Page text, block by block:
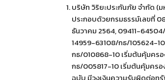
บริษัท วิริยะประกันภัย จำกัด (
ประกอบด้วยกรมธรรม์เลขที่
ธันวาคม 2564, 09411-
14959-63108/กธ/105624-
กธ/010868-10 เริ่มต้นคุ้มคร
กธ/005817-10 เริ่มต้นคุ้มคร
ฉบับ มีวงเงินความรับผิดต่อ